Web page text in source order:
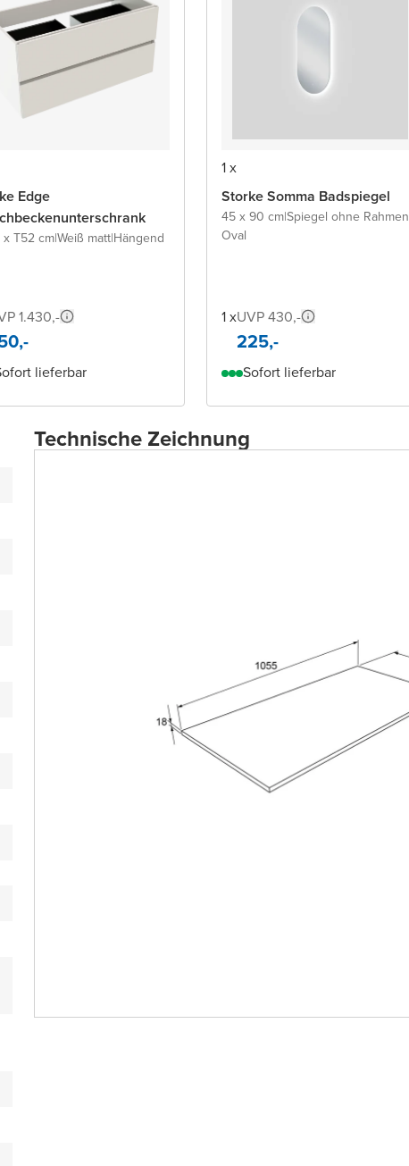
Edge
x T52 cm|Weiß matt|Hängend
1.430,-
lieferbar
1 x
Storke Somma Badspiegel
45 x 90 cm|Spiegel ohne Rahmen
Oval
1 xUVP 430,-
225,-
Sofort lieferbar
Technische Zeichnung